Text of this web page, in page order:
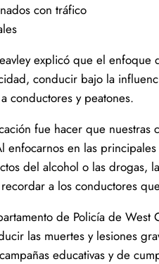
con tráfico
explicó que el
conducir bajo la
conductores y peatones.
fue hacer que nuestras
enfocarnos en las
del alcohol o las drogas,
a los conductores
de Policía de West
las muertes y lesiones
educativas y de